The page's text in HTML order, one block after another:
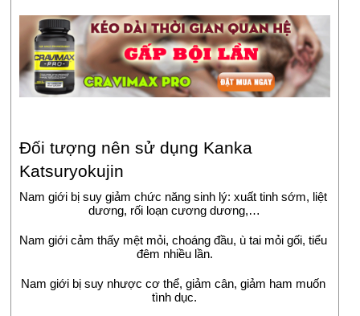
Đối tượng nên sử dụng Kanka
Katsuryokujin
Nam giới bị suy giảm chức năng sinh lý: xuất tinh sớm, liệt
dương, rối loạn cương dương,…
Nam giới cảm thấy mệt mỏi, choáng đầu, ù tai mỏi gối, tiểu
đêm nhiều lần.
Nam giới bị suy nhược cơ thể, giảm cân, giảm ham muốn
tình dục.